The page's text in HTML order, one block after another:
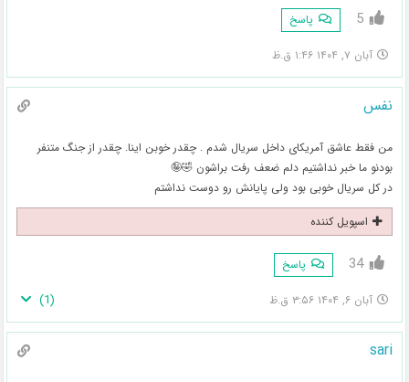
5 پاسخ
آبان ۷, ۱۴۰۴ ۱:۴۶ ق.ظ
نفس
من فقط عاشق آمریکای داخل سریال شدم . چقدر خوبن اینا. چقدر از جنگ متنفر
بودنو ما خبر نداشتیم دلم ضعف رفت براشون 🤣🤪
در کل سریال خوبی بود ولی پایانش رو دوست نداشتم
اسپویل کننده
34 پاسخ
آبان ۶, ۱۴۰۴ ۳:۵۶ ق.ظ (
1
)
sari